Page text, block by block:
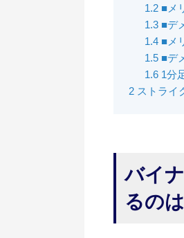
1.2■メ
1.3■デ
1.4■メ
1.5■デ
1.61分
2 ストライ
バイ
るの